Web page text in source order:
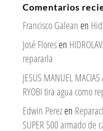
Comentarios
Francisco Galean en
José Floresen
repararla
JESUS MANUEL MACIAS
RYOBI tira agua como
Edwin Perezen
SUPER 500 armado de